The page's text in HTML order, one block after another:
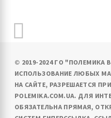
© 2019-2024 ГО "ПОЛЕМИКА
ИСПОЛЬЗОВАНИЕ ЛЮБЫХ
НА САЙТЕ, РАЗРЕШАЕТСЯ
POLEMIKA.COM.UA. ДЛЯ
ОБЯЗАТЕЛЬНА ПРЯМАЯ,